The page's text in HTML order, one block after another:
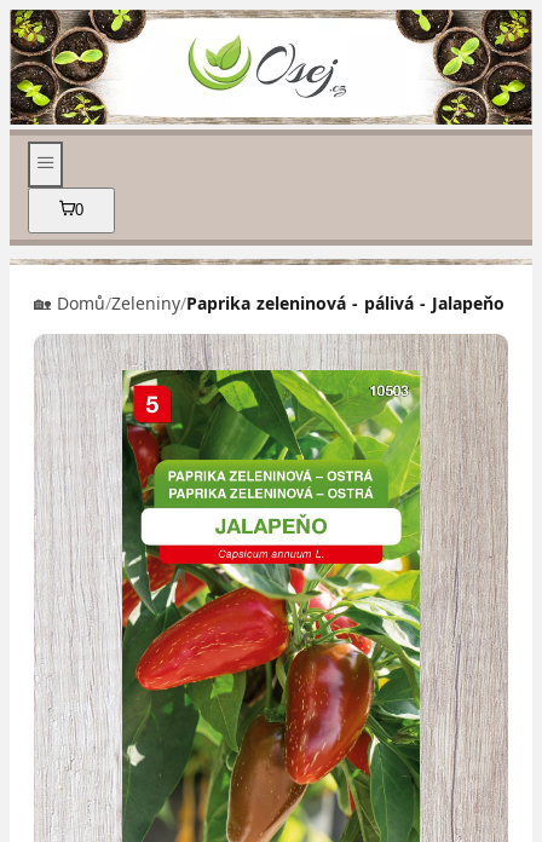
0
🏡 Domů/Zeleniny/Paprika zeleninová - pálivá - Jalapeňo